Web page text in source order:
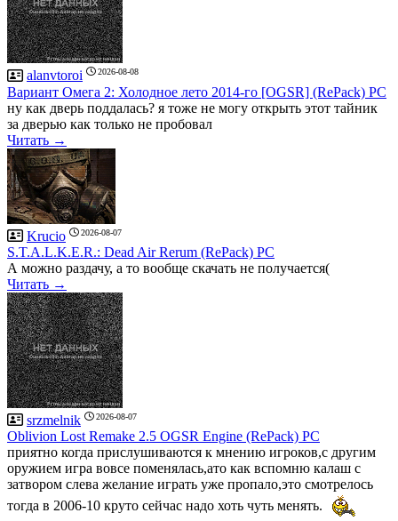
alanvtoroi 2026-08-08
Вариант Омега 2: Холодное лето 2014-го [OGSR] (RePack) PC
ну как дверь поддалась? я тоже не могу открыть этот тайник
за дверью как только не пробовал
Читать →
Krucio 2026-08-07
S.T.A.L.K.E.R.: Dead Air Rerum (RePack) PC
А можно раздачу, а то вообще скачать не получается(
Читать →
srzmelnik 2026-08-07
Oblivion Lost Remake 2.5 OGSR Engine (RePack) PC
приятно когда прислушиваются к мнению игроков,с другим
оружием игра вовсе поменялась,ато как вспомню калаш с
затвором слева желание играть уже пропало,это смотрелось
тогда в 2006-10 круто сейчас надо хоть чуть менять.